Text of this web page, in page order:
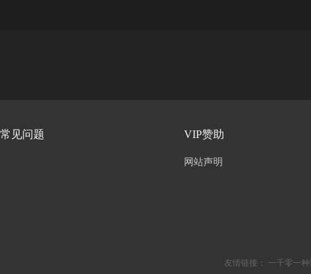
常见问题 VIP赞助
网站声明
友情链接：
一千零一